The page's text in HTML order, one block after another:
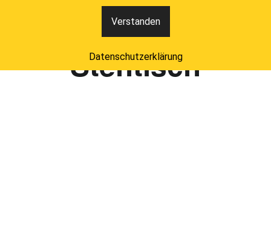
Schlagwort:
Stehtisch
Verstanden
Datenschutzerklärung